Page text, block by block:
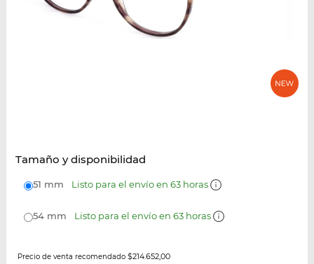
Tamaño y disponibilidad
51 mm Listo para el envío en 63 horas
54 mm Listo para el envío en 63 horas
Precio de venta recomendado $214.652,00